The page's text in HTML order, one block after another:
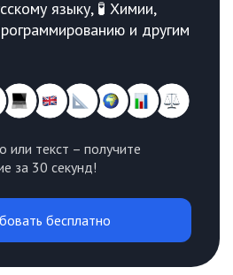
языку, 🧪 Химии,
и другим
или текст – получите
за 30 секунд!
бесплатно